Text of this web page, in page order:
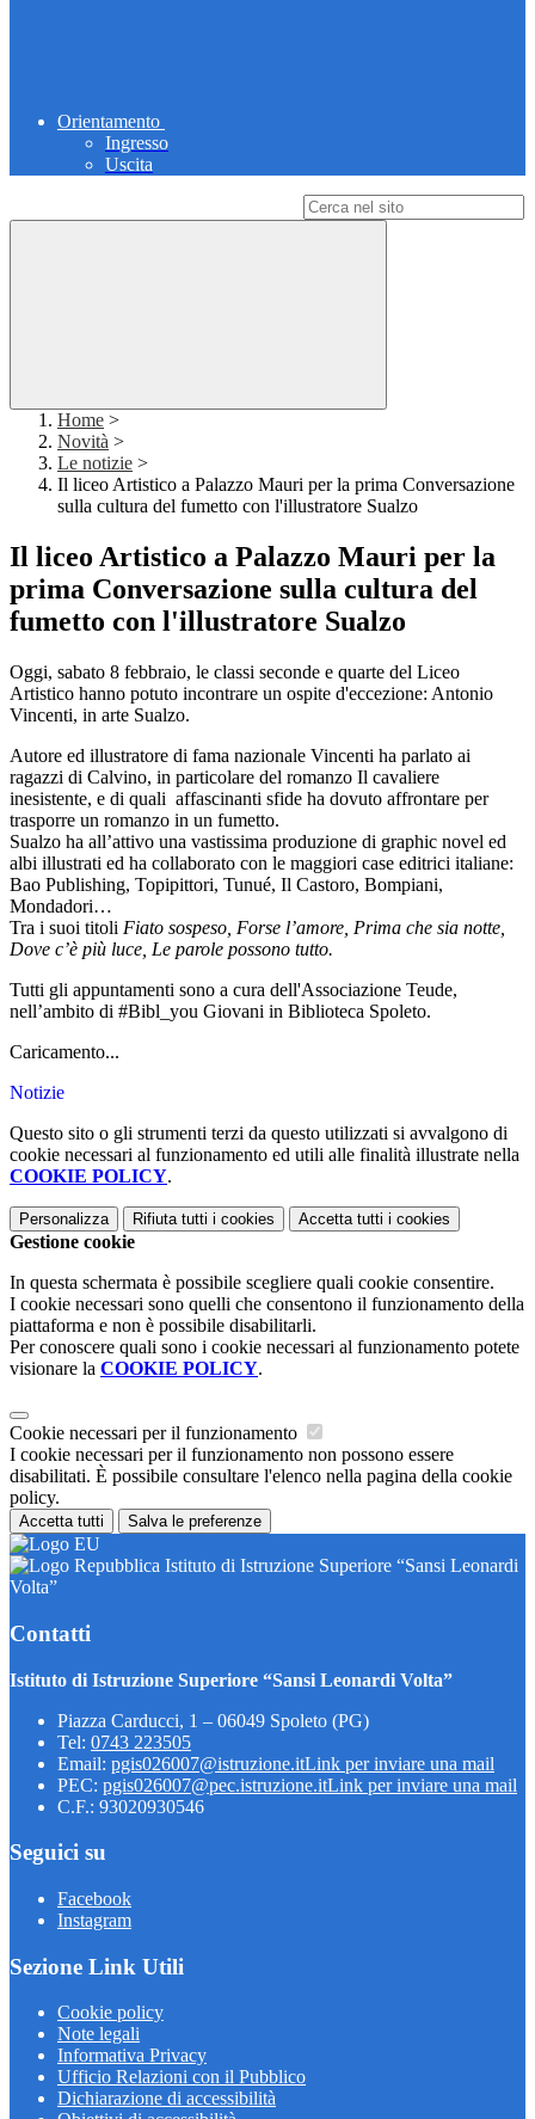
Orientamento
Ingresso
Uscita
Home >
Novità >
Le notizie >
Il liceo Artistico a Palazzo Mauri per la prima Conversazione
sulla cultura del fumetto con l'illustratore Sualzo
Il liceo Artistico a Palazzo Mauri per la
prima Conversazione sulla cultura del
fumetto con l'illustratore Sualzo
Oggi, sabato 8 febbraio, le classi seconde e quarte del Liceo
Artistico hanno potuto incontrare un ospite d'eccezione: Antonio
Vincenti, in arte Sualzo.
Autore ed illustratore di fama nazionale Vincenti ha parlato ai
ragazzi di Calvino, in particolare del romanzo Il cavaliere
inesistente, e di quali affascinanti sfide ha dovuto affrontare per
trasporre un romanzo in un fumetto.
Sualzo ha all’attivo una vastissima produzione di graphic novel ed
albi illustrati ed ha collaborato con le maggiori case editrici italiane:
Bao Publishing, Topipittori, Tunué, Il Castoro, Bompiani,
Mondadori…
Tra i suoi titoli Fiato sospeso, Forse l’amore, Prima che sia notte,
Dove c’è più luce, Le parole possono tutto.
Tutti gli appuntamenti sono a cura dell'Associazione Teude,
nell’ambito di #Bibl_you Giovani in Biblioteca Spoleto.
Caricamento...
Notizie
Questo sito o gli strumenti terzi da questo utilizzati si avvalgono di
cookie necessari al funzionamento ed utili alle finalità illustrate nella
COOKIE POLICY.
Personalizza Rifiuta tutti i cookies Accetta tutti i cookies
Gestione cookie
In questa schermata è possibile scegliere quali cookie consentire.
I cookie necessari sono quelli che consentono il funzionamento della
piattaforma e non è possibile disabilitarli.
Per conoscere quali sono i cookie necessari al funzionamento potete
visionare la COOKIE POLICY.
Cookie necessari per il funzionamento
I cookie necessari per il funzionamento non possono essere
disabilitati. È possibile consultare l'elenco nella pagina della cookie
policy.
Accetta tutti Salva le preferenze
Istituto di Istruzione Superiore “Sansi Leonardi
Volta”
Contatti
Istituto di Istruzione Superiore “Sansi Leonardi Volta”
Piazza Carducci, 1 – 06049 Spoleto (PG)
Tel: 0743 223505
Email: pgis026007@istruzione.itLink per inviare una mail
PEC: pgis026007@pec.istruzione.itLink per inviare una mail
C.F.: 93020930546
Seguici su
Facebook
Instagram
Sezione Link Utili
Cookie policy
Note legali
Informativa Privacy
Ufficio Relazioni con il Pubblico
Dichiarazione di accessibilità